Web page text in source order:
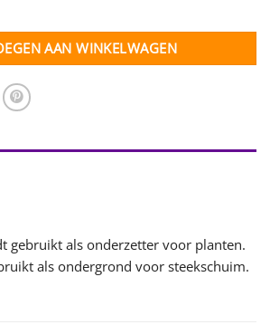
AAN WINKELWAGEN
gebruikt als onderzetter voor planten.
als ondergrond voor steekschuim.